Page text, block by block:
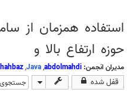
حوزه ارتفاع بالا و
مدیران انجمن: abdolmahdi
,
Java
,
قفل شده